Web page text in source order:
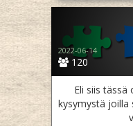
120
2022-06-14
Eli siis tässä
kysymystä joilla